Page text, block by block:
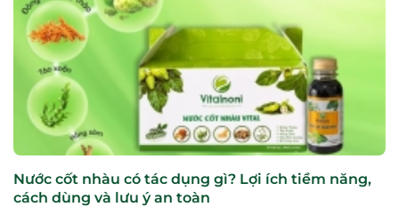
Nước cốt nhàu có tác dụng gì? Lợi ích tiềm năng,
cách dùng và lưu ý an toàn